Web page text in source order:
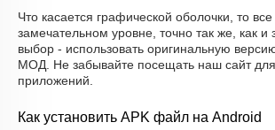
Что касается графической оболочки, то все
замечательном уровне, точно так же, как и
выбор - использовать оригинальную
МОД. Не забывайте посещать наш сайт для
приложений.
Как установить APK файл на Android